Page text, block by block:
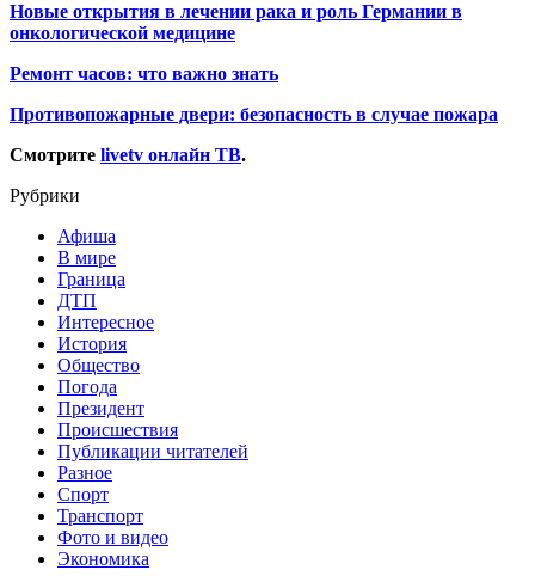
Новые открытия в лечении рака и роль Германии в
онкологической медицине
Ремонт часов: что важно знать
Противопожарные двери: безопасность в случае пожара
Смотрите livetv онлайн ТВ.
Рубрики
Афиша
В мире
Граница
ДТП
Интересное
История
Общество
Погода
Президент
Происшествия
Публикации читателей
Разное
Спорт
Транспорт
Фото и видео
Экономика